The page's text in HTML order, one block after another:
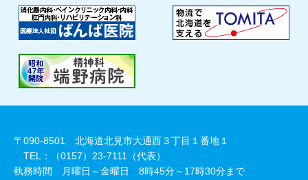
〒090-8501 北海道北見市大通西３丁目１番地１
TEL：（0157）23-7111（代表）
執務時間 月曜日～金曜日 8時45分～17時30分まで